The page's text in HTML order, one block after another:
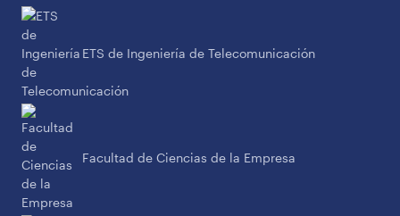
ETS de Ingeniería de Telecomunicación
Facultad de Ciencias de la Empresa